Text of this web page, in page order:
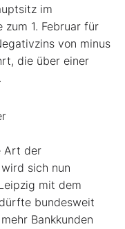
im
zum 1. Februar für
von minus
die über einer
Art der
sich nun
mit dem
bundesweit
Bankkunden